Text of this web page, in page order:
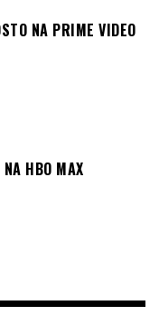
NA PRIME VIDEO
NA HBO MAX